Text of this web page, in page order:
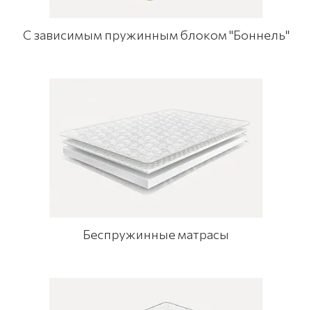
С зависимым пружинным блоком "Боннель"
Беспружинные матрасы